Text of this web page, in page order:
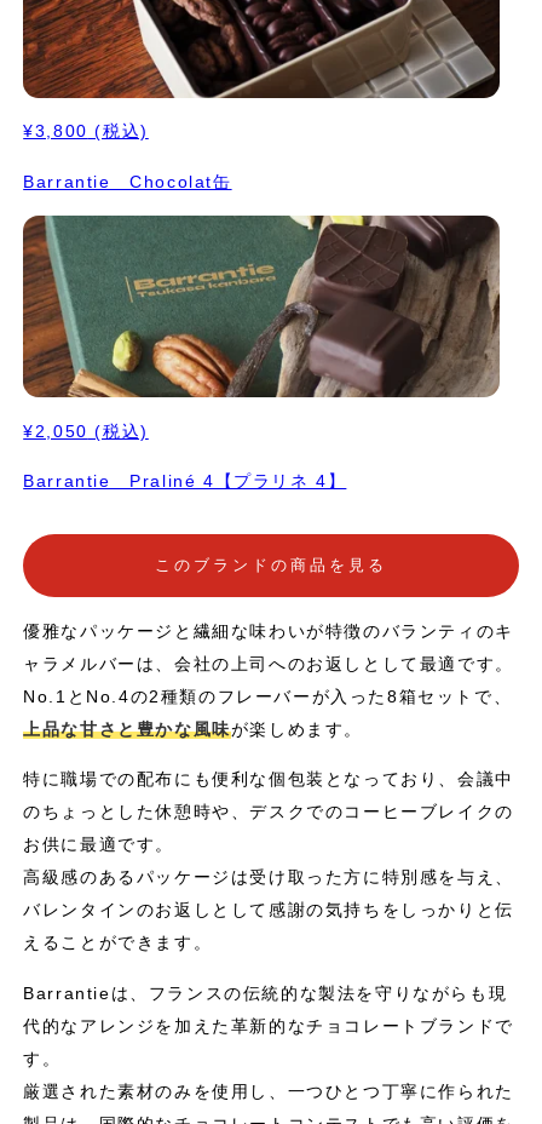
¥3,800 (税込)
Barrantie Chocolat缶
¥2,050 (税込)
Barrantie Praliné 4【プラリネ 4】
このブランドの商品を見る
優雅なパッケージと繊細な味わいが特徴のバランティのキ
ャラメルバーは、会社の上司へのお返しとして最適です。
No.1とNo.4の2種類のフレーバーが入った8箱セットで、
上品な甘さと豊かな風味が楽しめます。
特に職場での配布にも便利な個包装となっており、会議中
のちょっとした休憩時や、デスクでのコーヒーブレイクの
お供に最適です。
高級感のあるパッケージは受け取った方に特別感を与え、
バレンタインのお返しとして感謝の気持ちをしっかりと伝
えることができます。
Barrantieは、フランスの伝統的な製法を守りながらも現
代的なアレンジを加えた革新的なチョコレートブランドで
す。
厳選された素材のみを使用し、一つひとつ丁寧に作られた